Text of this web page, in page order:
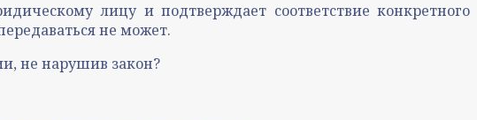
лицу и подтверждает соответствие конкретного
не может.
не нарушив закон?